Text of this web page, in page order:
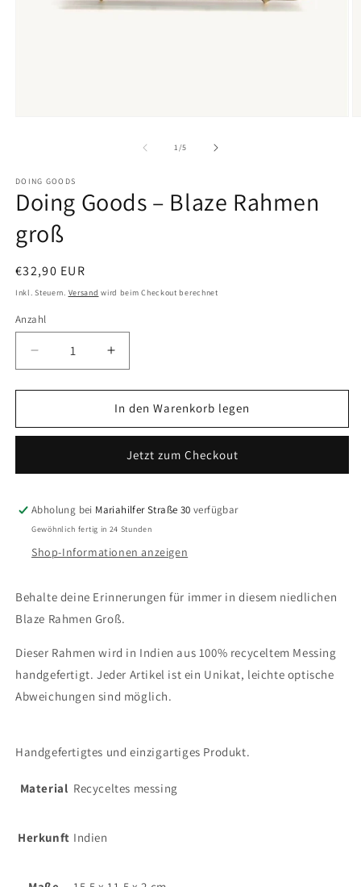
1/von
5
DOING GOODS
Doing Goods – Blaze Rahmen
groß
Normaler
Preis
€32,90 EUR
Inkl. Steuern. Versand wird beim Checkout berechnet
Anzahl
Anzahl
Verringere
die
Menge
Doing
Blaze
groß
Erhöhe
die
Menge
für
Doing
Blaze
groß
In den Warenkorb legen
Jetzt zum Checkout
Abholung bei Mariahilfer Straße 30 verfügbar
Gewöhnlich fertig in 24 Stunden
Shop-Informationen anzeigen
Behalte deine Erinnerungen für immer in diesem niedlichen
Blaze Rahmen Groß.
Dieser Rahmen wird in Indien aus 100% recyceltem Messing
handgefertigt. Jeder Artikel ist ein Unikat, leichte optische
Abweichungen sind möglich.
Handgefertigtes und einzigartiges Produkt.
Material Recyceltes messing
Herkunft Indien